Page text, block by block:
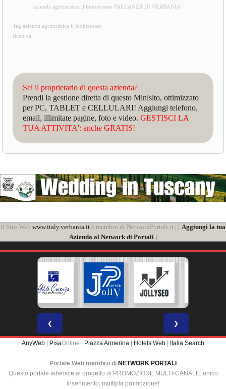
azienda agrituristica il monterosso PALLANZA DI VERBANIA
Tag azienda agrituristica il monterosso
ricettiva
Sei il proprietario di questa azienda?
Prendi la gestione diretta di questo Minisito, ottimizzato
per PC, TABLET e CELLULARI! Aggiungi telefono,
email, illimitate pagine, foto e video.GESTISCI LA
TUA ATTIVITA': anche GRATIS!
il Sito Web www.italy.verbania.it è membro di NetworkPortali.it | [ Aggiungi la tua
Azienda al Network di Portali]
❮ ❯
AnyWeb PisaOnline | Piazza Armerina Hotels Web Italia Search
Portale Web membro di NETWORK PORTALI
Questo portale aderisce al progetto di PROMOZIONE MULTI-CANALE: unico
inserimento, multipla promozione!